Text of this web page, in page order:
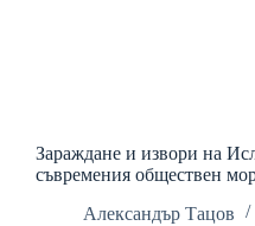
Зараждане и извори на
съвремения обществен
Александър Тацов